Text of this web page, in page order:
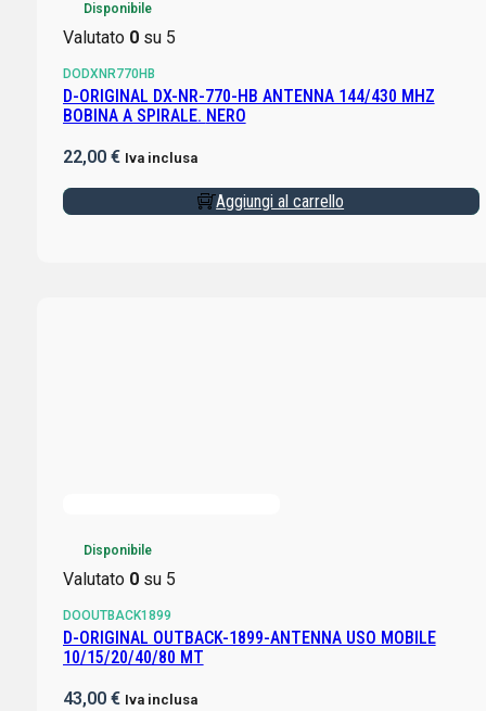
Disponibile
Valutato 0su 5
DODXNR770HB
D-ORIGINAL DX-NR-770-HB ANTENNA 144/430 MHZ
BOBINA A SPIRALE. NERO
22,00 € Iva inclusa
Aggiungi al carrello
Disponibile
Valutato 0su 5
DOOUTBACK1899
D-ORIGINAL OUTBACK-1899-ANTENNA USO MOBILE
10/15/20/40/80 MT
43,00 € Iva inclusa